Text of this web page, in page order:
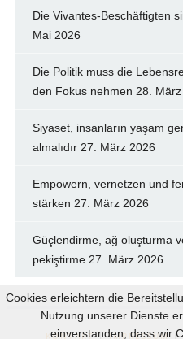
Die Vivantes-Beschäftigten
Mai 2026
Die Politik muss die
den Fokus nehmen 28.
Siyaset, insanların yaşam
almalıdır 27. März 2026
Empowern, vernetzen und
stärken 27. März 2026
Güçlendirme, ağ oluşturma
pekiştirme 27. März 2026
KONTAKT|IMPRESSUM|
Cookies erleichtern die
Nutzung unserer Dienste
einverstanden, dass wir